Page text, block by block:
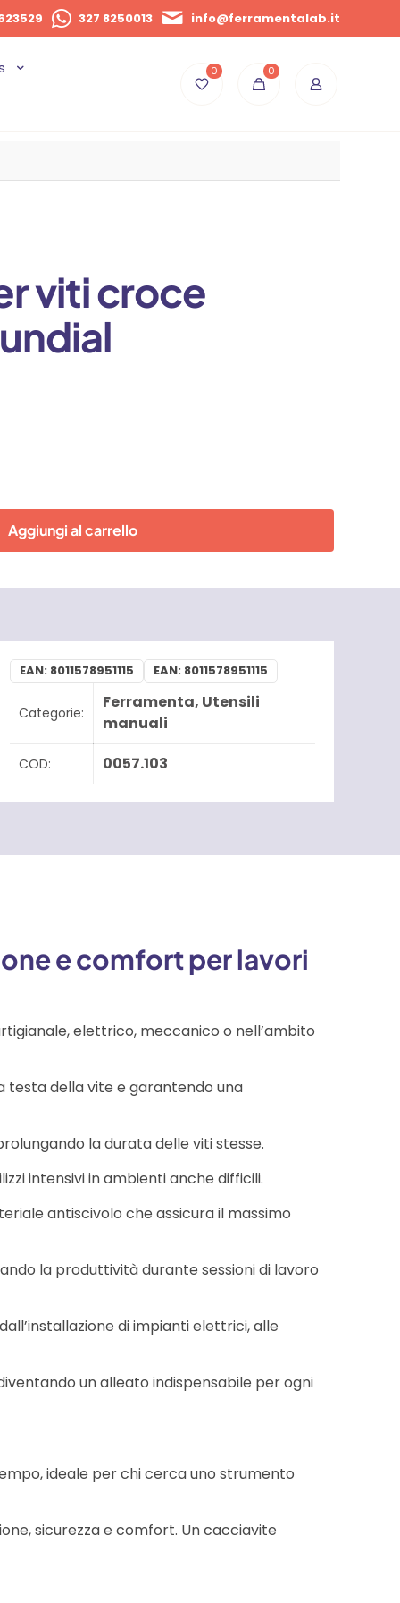
327 8250013 info@ferramentalab.it
0 0
viti croce
Aggiungi al carrello
EAN: 8011578951115 EAN: 8011578951115
Categorie:
Ferramenta, Utensili
manuali
COD: 0057.103
e comfort per lavori
elettrico, meccanico o nell’ambito
della vite e garantendo una
la durata delle viti stesse.
intensivi in ambienti anche difficili.
antiscivolo che assicura il massimo
la produttività durante sessioni di lavoro
di impianti elettrici, alle
un alleato indispensabile per ogni
ideale per chi cerca uno strumento
sicurezza e comfort. Un cacciavite